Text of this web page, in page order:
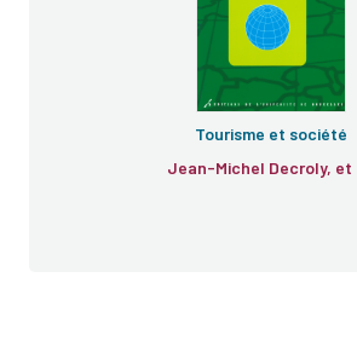
Tourisme et société
Jean-Michel